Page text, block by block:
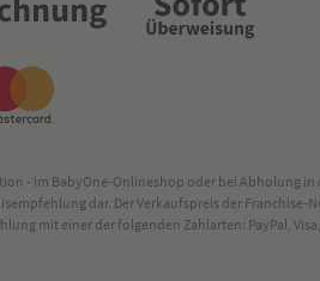
- im BabyOne-Onlineshop oder bei Abholung
dar. Der Verkaufspreis der Franchise-
mit einer der folgenden Zahlarten: PayPal,